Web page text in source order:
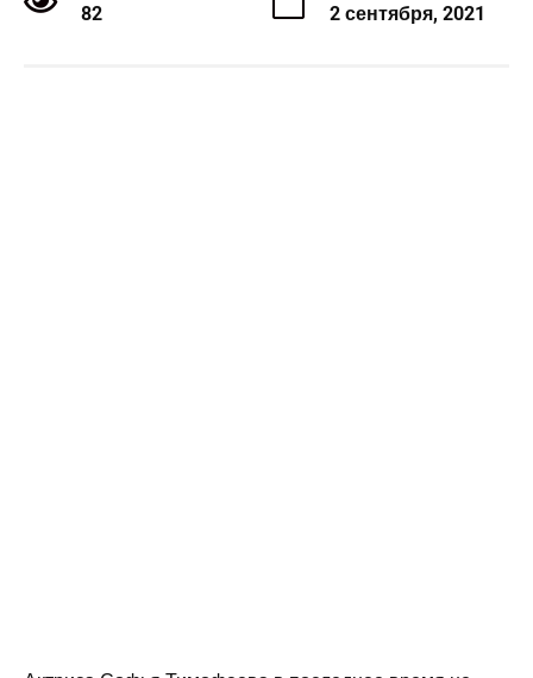
82 2 сентября, 2021